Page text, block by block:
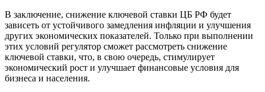
В заключение, снижение ключевой ставки ЦБ РФ будет
зависеть от устойчивого замедления инфляции и улучшения
других экономических показателей. Только при выполнении
этих условий регулятор сможет рассмотреть снижение
ключевой ставки, что, в свою очередь, стимулирует
экономический рост и улучшает финансовые условия для
бизнеса и населения.